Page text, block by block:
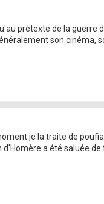
prétexte de la guerre
son cinéma,
je la traite de
a été saluée